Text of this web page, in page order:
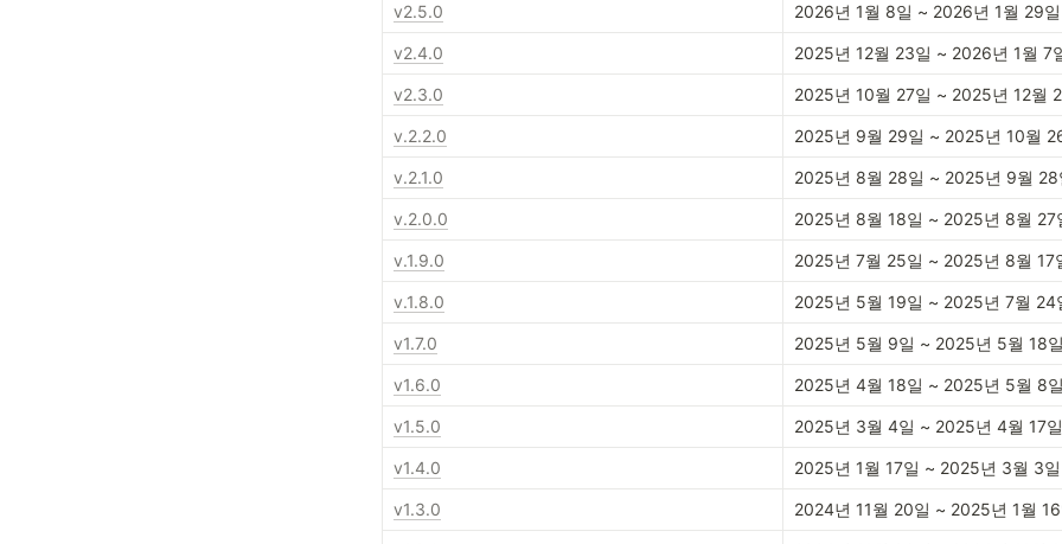
v2.5.0 2026년 1월 8일 ~ 2026년 1월 29일
v2.4.0 2025년 12월 23일 ~ 2026년 1월 7
v2.3.0 2025년 10월 27일 ~ 2025년 12월
v.2.2.0 2025년 9월 29일 ~ 2025년 10월
v.2.1.0 2025년 8월 28일 ~ 2025년 9월 28
v.2.0.0 2025년 8월 18일 ~ 2025년 8월 27
v.1.9.0 2025년 7월 25일 ~ 2025년 8월 17
v.1.8.0 2025년 5월 19일 ~ 2025년 7월 24
v1.7.0 2025년 5월 9일 ~ 2025년 5월 18일
v1.6.0 2025년 4월 18일 ~ 2025년 5월 8일
v1.5.0 2025년 3월 4일 ~ 2025년 4월 17일
v1.4.0 2025년 1월 17일 ~ 2025년 3월 3일
v1.3.0 2024년 11월 20일 ~ 2025년 1월 16